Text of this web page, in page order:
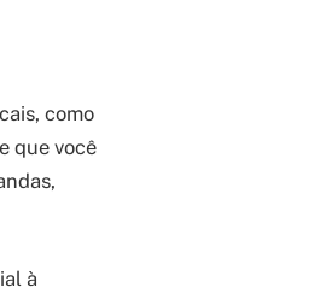
como
que você
à